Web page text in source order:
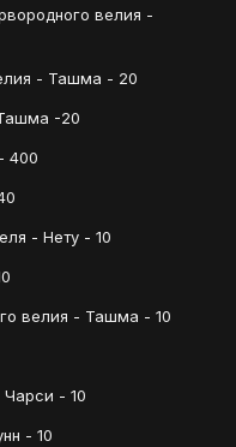
велия -
- Ташма - 20
-20
400
- Нету - 10
велия - Ташма - 10
Чарси - 10
- 10